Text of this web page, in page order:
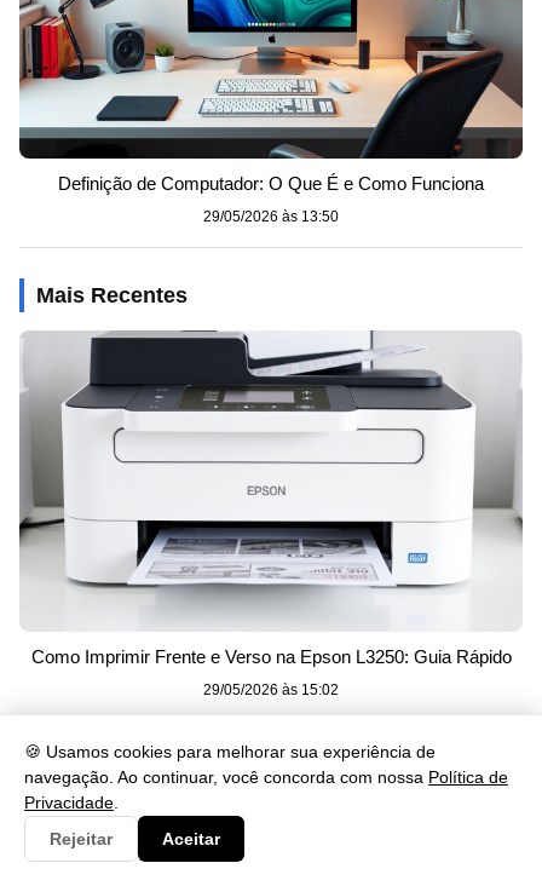
🍪 Usamos cookies para melhorar sua experiência de
navegação. Ao continuar, você concorda com nossa Política de
Privacidade
Rejeitar
Aceitar
Definição de Computador: O Que É e Como Funciona
29/05/2026 às 13:50
Mais Recentes
Como Imprimir Frente e Verso na Epson L3250: Guia Rápido
29/05/2026 às 15:02